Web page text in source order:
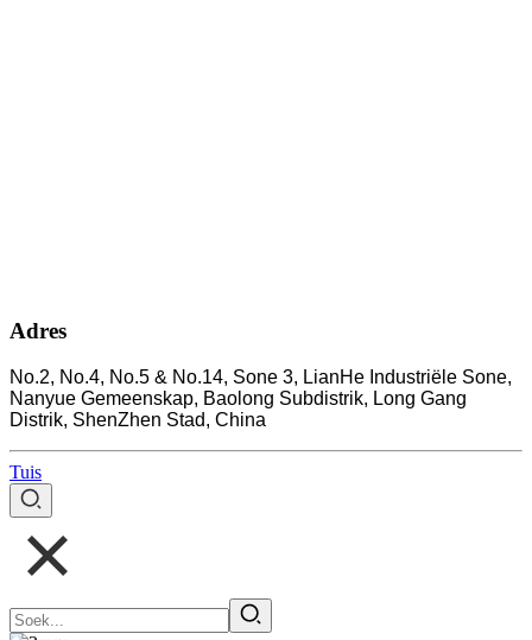
Adres
No.2, No.4, No.5 & No.14, Sone 3, LianHe Industriële Sone,
Nanyue Gemeenskap, Baolong Subdistrik, Long Gang
Distrik, ShenZhen Stad, China
Tuis